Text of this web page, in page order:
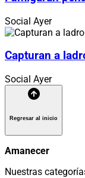
Social Ayer
Capturan a
Social Ayer
Regresar al inicio
Amanecer
Nuestras